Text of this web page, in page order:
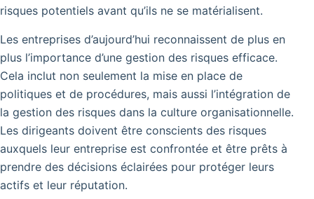
risques potentiels avant qu’ils ne se matérialisent.
Les entreprises d’aujourd’hui reconnaissent de plus en
plus l’importance d’une gestion des risques efficace.
Cela inclut non seulement la mise en place de
politiques et de procédures, mais aussi l’intégration de
la gestion des risques dans la culture organisationnelle.
Les dirigeants doivent être conscients des risques
auxquels leur entreprise est confrontée et être prêts à
prendre des décisions éclairées pour protéger leurs
actifs et leur réputation.